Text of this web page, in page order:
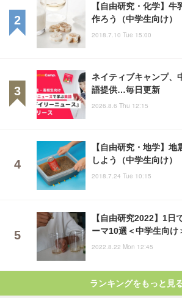
【自由研究・化学】
作ろう（中学生向け）
2018.7.10 Tue 15:00
ネイティブキャンプ、
語提供…毎日更新
2026.8.6 Thu 12:15
【自由研究・地学】
しよう（中学生向け）
2018.7.24 Tue 10:15
【自由研究2022】1日
ーマ10選＜中学生向け
2022.8.22 Mon 12:45
ランキングをもっと見